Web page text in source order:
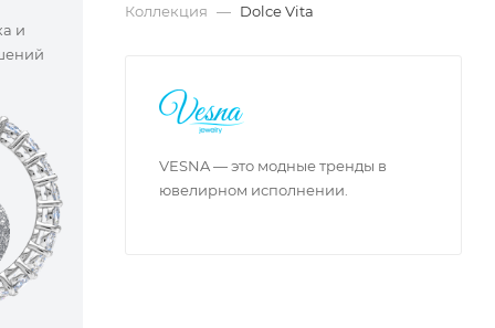
и
Коллекция — Dolce Vita
VESNA — это модные тренды в
ювелирном исполнении.